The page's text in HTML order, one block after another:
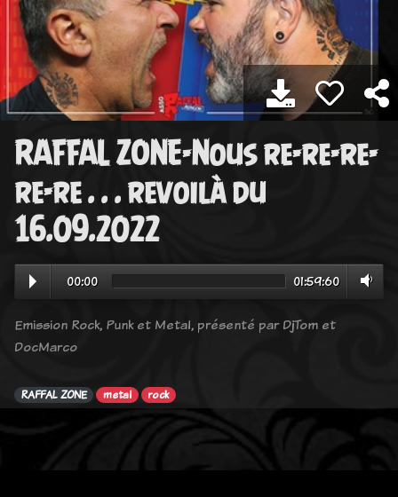
RAFFAL ZONE-Nous re-re-re-
re-re . . . revoilà du
16.09.2022
00:00 01:59:60
Emission Rock, Punk et Metal, présenté par DjTom et
DocMarco
RAFFAL ZONE metal rock